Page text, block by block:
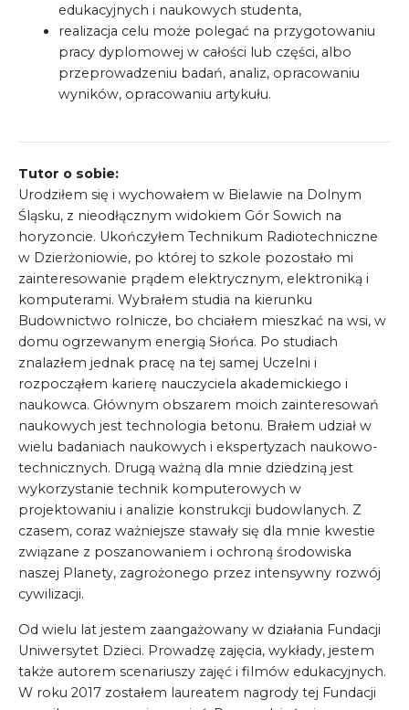
edukacyjnych i naukowych studenta,
realizacja celu może polegać na przygotowaniu
pracy dyplomowej w całości lub części, albo
przeprowadzeniu badań, analiz, opracowaniu
wyników, opracowaniu artykułu.
Tutor o sobie:
Urodziłem się i wychowałem w Bielawie na Dolnym
Śląsku, z nieodłącznym widokiem Gór Sowich na
horyzoncie. Ukończyłem Technikum Radiotechniczne
w Dzierżoniowie, po której to szkole pozostało mi
zainteresowanie prądem elektrycznym, elektroniką i
komputerami. Wybrałem studia na kierunku
Budownictwo rolnicze, bo chciałem mieszkać na wsi, w
domu ogrzewanym energią Słońca. Po studiach
znalazłem jednak pracę na tej samej Uczelni i
rozpocząłem karierę nauczyciela akademickiego i
naukowca. Głównym obszarem moich zainteresowań
naukowych jest technologia betonu. Brałem udział w
wielu badaniach naukowych i ekspertyzach naukowo-
technicznych. Drugą ważną dla mnie dziedziną jest
wykorzystanie technik komputerowych w
projektowaniu i analizie konstrukcji budowlanych. Z
czasem, coraz ważniejsze stawały się dla mnie kwestie
związane z poszanowaniem i ochroną środowiska
naszej Planety, zagrożonego przez intensywny rozwój
cywilizacji.
Od wielu lat jestem zaangażowany w działania Fundacji
Uniwersytet Dzieci. Prowadzę zajęcia, wykłady, jestem
także autorem scenariuszy zajęć i filmów edukacyjnych.
W roku 2017 zostałem laureatem nagrody tej Fundacji